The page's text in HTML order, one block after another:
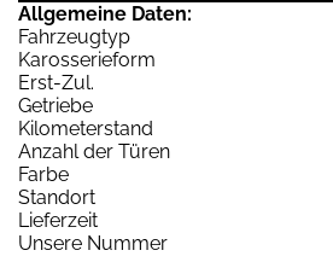
Allgemeine Daten:
Fahrzeugtyp
Karosserieform
Erst-Zul.
Getriebe
Kilometerstand
Anzahl der Türen
Farbe
Standort
Lieferzeit
Unsere Nummer